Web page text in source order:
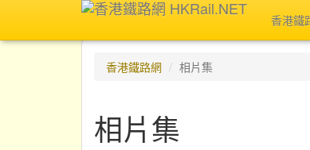
香港鐵
香港鐵路網 相片集
相片集